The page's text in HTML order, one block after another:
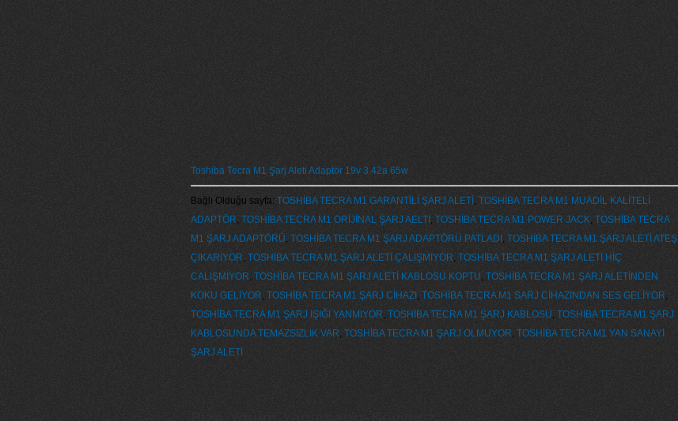
Toshiba Tecra M1 Şarj Aleti Adaptör 19v 3.42a 65w
Bağlı Olduğu sayfa: TOSHİBA TECRA M1 GARANTİLİ ŞARJ ALETİ , TOSHİBA TECRA M1 MUADİL KALİTELİ
ADAPTÖR, TOSHİBA TECRA M1 ORİJİNAL ŞARJ AELTİ , TOSHİBA TECRA M1 POWER JACK, TOSHİBA TECRA
M1 ŞARJ ADAPTÖRÜ, TOSHİBA TECRA M1 ŞARJ ADAPTÖRÜ PATLADI , TOSHİBA TECRA M1 ŞARJ ALETİ ATEŞ
ÇIKARIYOR, TOSHİBA TECRA M1 ŞARJ ALETİ ÇALIŞMIYOR, TOSHİBA TECRA M1 ŞARJ ALETİ HİÇ
CALIŞMIYOR, TOSHİBA TECRA M1 ŞARJ ALETİ KABLOSU KOPTU, TOSHİBA TECRA M1 ŞARJ ALETİNDEN
KOKU GELİYOR, TOSHİBA TECRA M1 ŞARJ CİHAZI , TOSHİBA TECRA M1 SARJ CİHAZINDAN SES GELİYOR,
TOSHİBA TECRA M1 ŞARJ IŞIĞI YANMIYOR, TOSHİBA TECRA M1 ŞARJ KABLOSU, TOSHİBA TECRA M1 ŞARJ
KABLOSUNDA TEMAZSIZLIK VAR, TOSHİBA TECRA M1 ŞARJ OLMUYOR, TOSHİBA TECRA M1 YAN SANAYİ
ŞARJ ALETİ